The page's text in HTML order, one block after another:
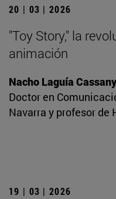
20 | 03 | 2026
"Toy Story," la
animación
Nacho Laguía Cassany
Doctor en
Navarra y profesor
19 | 03 | 2026